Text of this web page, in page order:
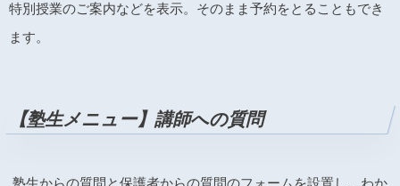
特別授業のご案内などを表示。そのまま予約をとることもでき
ます。
【塾生メニュー】講師への質問